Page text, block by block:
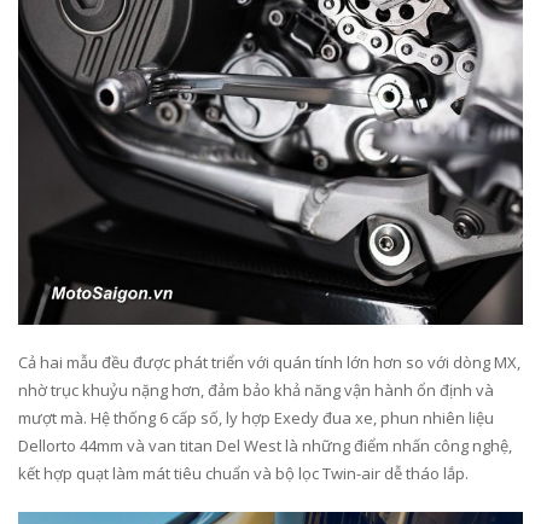
Cả hai mẫu đều được phát triển với quán tính lớn hơn so với dòng MX,
nhờ trục khuỷu nặng hơn, đảm bảo khả năng vận hành ổn định và
mượt mà. Hệ thống 6 cấp số, ly hợp Exedy đua xe, phun nhiên liệu
Dellorto 44mm và van titan Del West là những điểm nhấn công nghệ,
kết hợp quạt làm mát tiêu chuẩn và bộ lọc Twin-air dễ tháo lắp.